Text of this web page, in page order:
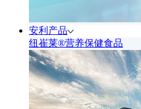
安利产品
纽崔莱®营养保健食品